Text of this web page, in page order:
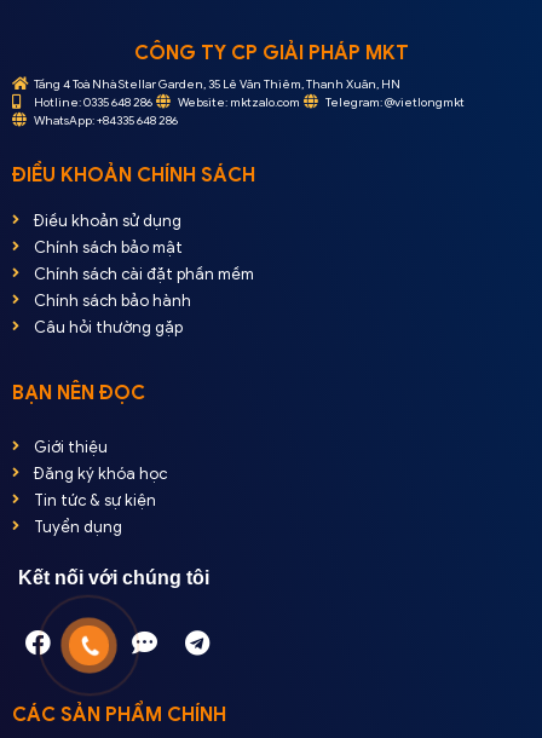
CÔNG TY CP GIẢI PHÁP MKT
Tầng 4 Toà Nhà Stellar Garden, 35 Lê Văn Thiêm, Thanh Xuân, HN
Hotline: 0335 648 286
Website: mktzalo.com
Telegram: @vietlongmkt
WhatsApp: +84335 648 286
ĐIỀU KHOẢN CHÍNH SÁCH
Điều khoản sử dụng
Chính sách bảo mật
Chính sách cài đặt phần mềm
Chính sách bảo hành
Câu hỏi thường gặp
BẠN NÊN ĐỌC
Giới thiệu
Đăng ký khóa học
Tin tức & sự kiện
Tuyển dụng
Kết nối với chúng tôi
CÁC SẢN PHẨM CHÍNH